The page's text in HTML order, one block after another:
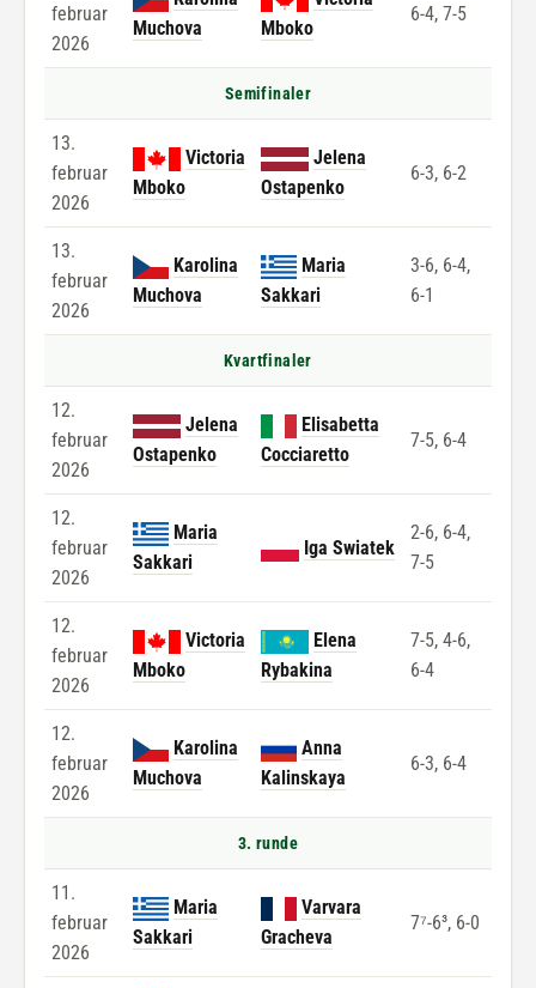
februar
2026
Muchova
Mboko
6-4, 7-5
Semifinaler
13.
februar
2026
Victoria
Mboko
Jelena
Ostapenko
6-3, 6-2
13.
februar
2026
Karolina
Muchova
Maria
Sakkari
3-6, 6-4,
6-1
Kvartfinaler
12.
februar
2026
Jelena
Ostapenko
Elisabetta
Cocciaretto
7-5, 6-4
12.
februar
2026
Maria
Sakkari
Iga Swiatek
2-6, 6-4,
7-5
12.
februar
2026
Victoria
Mboko
Elena
Rybakina
7-5, 4-6,
6-4
12.
februar
2026
Karolina
Muchova
Anna
Kalinskaya
6-3, 6-4
3. runde
11.
februar
2026
Maria
Sakkari
Varvara
Gracheva
7⁷-6³, 6-0